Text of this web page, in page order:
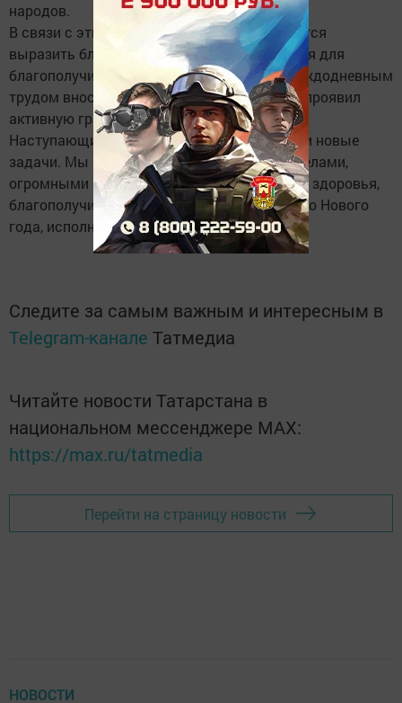
народов.
В связи с этим, уважаемые нурлатцы, хочется
выразить благодарность всем, кто трудился для
благополучия нашего района, кто своим каждодневным
трудом вносил вклад в успех общего дела, проявил
активную гражданскую позицию.
Наступающий 2016-й год ставит перед нами новые
задачи. Мы встречаем его с хорошими заделами,
огромными планами. Желаю всем крепкого здоровья,
благополучия, мира и согласия. Счастливого Нового
года, исполнения самых заветных желаний!
Следите за самым важным и интересным в
Telegram-канале Татмедиа
Читайте новости Татарстана в
национальном мессенджере MАХ:
https://max.ru/tatmedia
Перейти на страницу новости
НОВОСТИ